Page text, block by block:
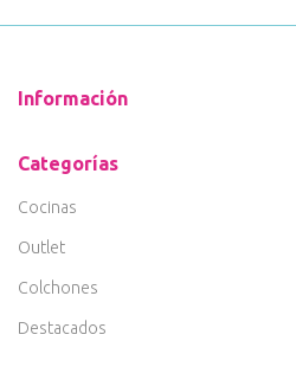
Información
Categorías
Cocinas
Outlet
Colchones
Destacados